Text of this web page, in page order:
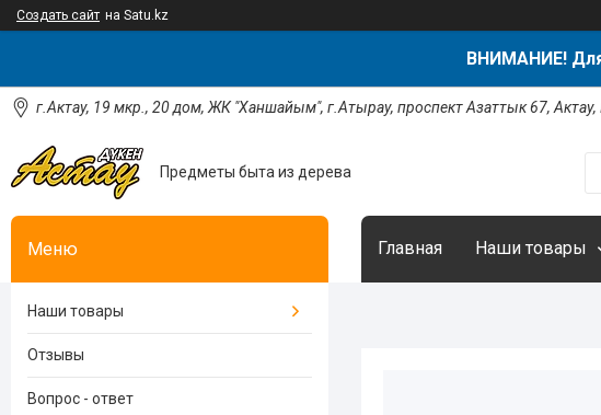
Создать сайт на Satu.kz
ВНИМАНИЕ! Для
г.Актау, 19 мкр., 20 дом, ЖК "Ханшайым", г.Атырау, проспект Азаттык 67, Актау,
Предметы быта из дерева
Главная Наши товары
Наши товары
Отзывы
Вопрос - ответ